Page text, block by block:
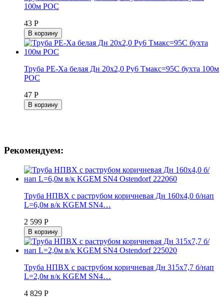
100м РОС
43 Р
В корзину
Труба PE-Xa белая Дн 20х2,0 Ру6 Тмакс=95C бухта 100м
РОС
47 Р
В корзину
Рекомендуем:
Труба НПВХ с раструбом коричневая Дн 160х4,0 б/нап
L=6,0м в/к KGEM SN4…
2 599 Р
В корзину
Труба НПВХ с раструбом коричневая Дн 315х7,7 б/нап
L=2,0м в/к KGEM SN4…
4 829 Р